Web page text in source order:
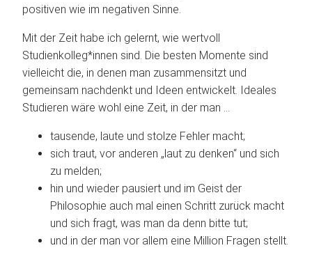
positiven wie im negativen Sinne.
Mit der Zeit habe ich gelernt, wie wertvoll
Studienkolleg*innen sind. Die besten Momente sind
vielleicht die, in denen man zusammensitzt und
gemeinsam nachdenkt und Ideen entwickelt. Ideales
Studieren wäre wohl eine Zeit, in der man …
tausende, laute und stolze Fehler macht;
sich traut, vor anderen „laut zu denken“ und sich
zu melden;
hin und wieder pausiert und im Geist der
Philosophie auch mal einen Schritt zurück macht
und sich fragt, was man da denn bitte tut;
und in der man vor allem eine Million Fragen stellt.